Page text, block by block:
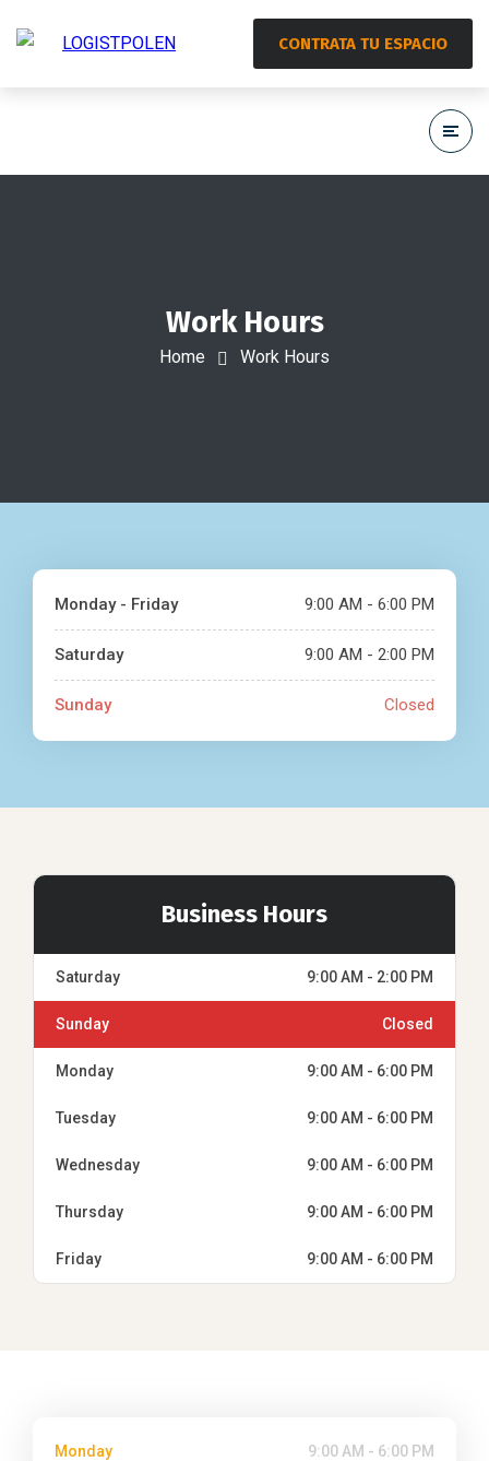
CONTRATA TU ESPACIO
Work Hours
Home Work Hours
Monday - Friday 9:00 AM - 6:00 PM
Saturday 9:00 AM - 2:00 PM
Sunday Closed
Business Hours
Saturday 9:00 AM - 2:00 PM
Sunday Closed
Monday 9:00 AM - 6:00 PM
Tuesday 9:00 AM - 6:00 PM
Wednesday 9:00 AM - 6:00 PM
Thursday 9:00 AM - 6:00 PM
Friday 9:00 AM - 6:00 PM
Monday 9:00 AM - 6:00 PM